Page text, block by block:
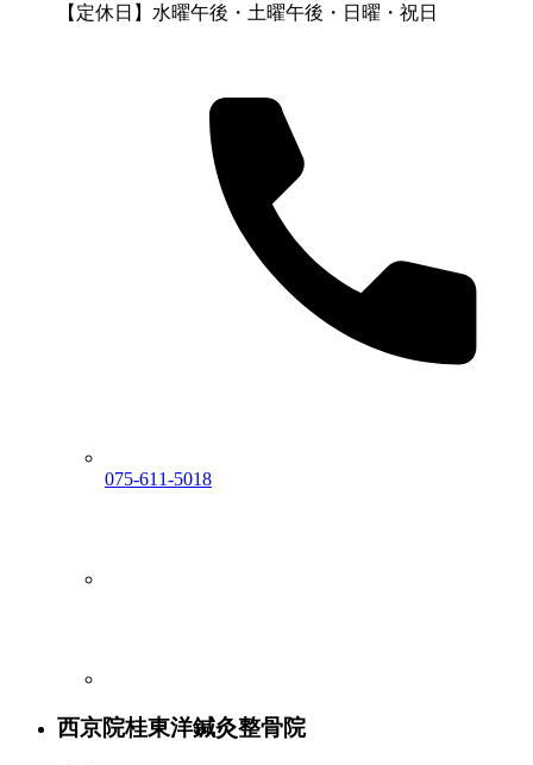
【定休日】水曜午後・土曜午後・日曜・祝日
075-611-5018
西京院桂東洋鍼灸整骨院